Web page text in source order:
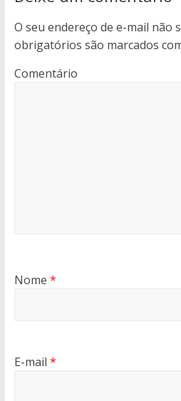
O seu endereço de e-mail não
obrigatórios são marcados
Comentário
Nome *
E-mail *